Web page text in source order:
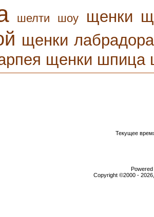
шелти шоу щенки
щенки лабрадора
щенки шпица
Текущее
Copyright ©2000 -